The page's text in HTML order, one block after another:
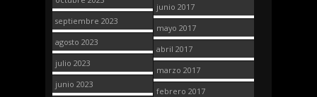
septiembre 2023
agosto 2023
julio 2023
junio 2023
junio 2017
mayo 2017
abril 2017
marzo 2017
febrero 2017